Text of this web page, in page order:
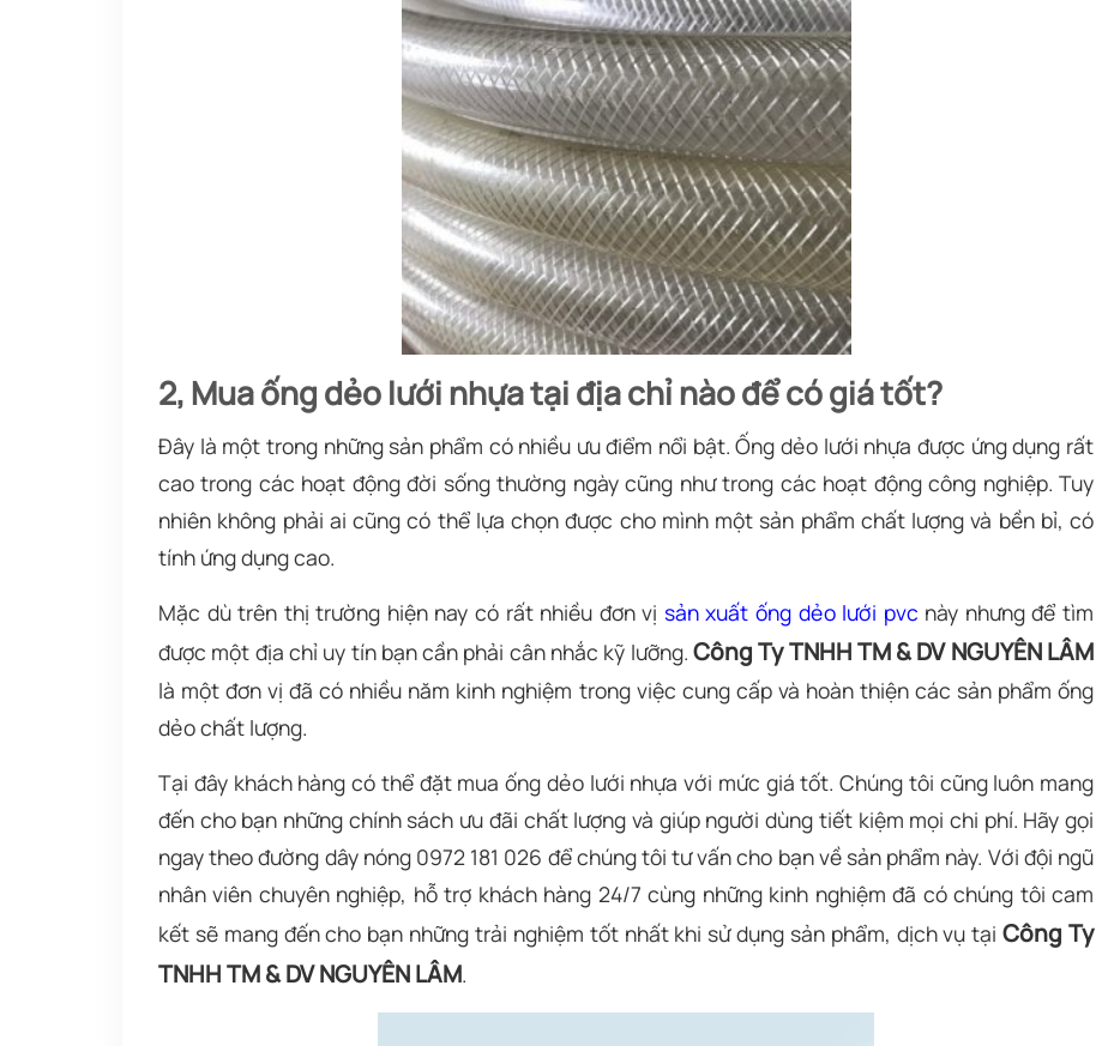
2, Mua ống dẻo lưới nhựa tại địa chỉ nào để có giá tốt?
Đây là một trong những sản phẩm có nhiều ưu điểm nổi bật. Ống dẻo lưới nhựa được ứng dụng rất
cao trong các hoạt động đời sống thường ngày cũng như trong các hoạt động công nghiệp. Tuy
nhiên không phải ai cũng có thể lựa chọn được cho mình một sản phẩm chất lượng và bền bỉ, có
tính ứng dụng cao.
Mặc dù trên thị trường hiện nay có rất nhiều đơn vị sản xuất ống dẻo lưới pvc này nhưng để tìm
được một địa chỉ uy tín bạn cần phải cân nhắc kỹ lưỡng. Công Ty TNHH TM & DV NGUYÊN LÂM
là một đơn vị đã có nhiều năm kinh nghiệm trong việc cung cấp và hoàn thiện các sản phẩm ống
dẻo chất lượng.
Tại đây khách hàng có thể đặt mua ống dẻo lưới nhựa với mức giá tốt. Chúng tôi cũng luôn mang
đến cho bạn những chính sách ưu đãi chất lượng và giúp người dùng tiết kiệm mọi chi phí. Hãy gọi
ngay theo đường dây nóng 0972 181 026 để chúng tôi tư vấn cho bạn về sản phẩm này. Với đội ngũ
nhân viên chuyên nghiệp, hỗ trợ khách hàng 24/7 cùng những kinh nghiệm đã có chúng tôi cam
kết sẽ mang đến cho bạn những trải nghiệm tốt nhất khi sử dụng sản phẩm, dịch vụ tạiCông Ty
TNHH TM & DV NGUYÊN LÂM.